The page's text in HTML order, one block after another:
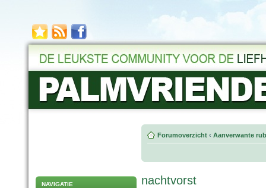
NAVIGATIE
Forumoverzicht ‹ Aanverwante
nachtvorst